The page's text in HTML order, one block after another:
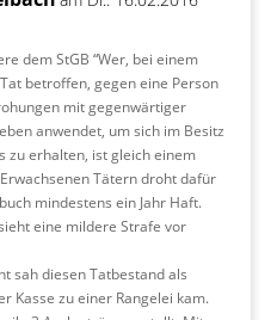
dem StGB “Wer, bei einem
betroffen, gegen eine Person
mit gegenwärtiger
anwendet, um sich im Besitz
zu erhalten, ist gleich einem
Tätern droht dafür
mindestens ein Jahr Haft.
eine mildere Strafe vor
sah diesen Tatbestand als
Kasse zu einer Rangelei kam.